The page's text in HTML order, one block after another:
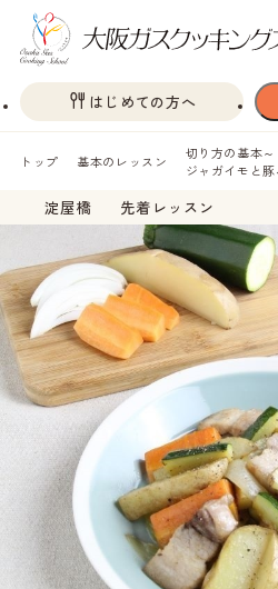
はじめての方へ
トップ 基本のレッスン
切り方の基本
ジャガイモと
淀屋橋 先着レッスン